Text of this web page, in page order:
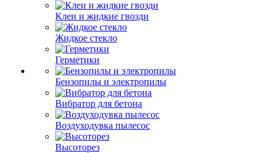
Клеи и жидкие гвозди
Жидкое стекло
Герметики
Бензопилы и электропилы
Вибратор для бетона
Воздуходувка пылесос
Высоторез